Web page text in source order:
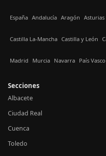
España Andalucía Aragón Asturias
Castilla La-Mancha Castilla y León
Madrid Murcia Navarra País Vasco
Secciones
Albacete
Ciudad Real
Cuenca
Toledo